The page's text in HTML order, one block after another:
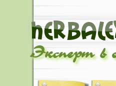
Эксперт в